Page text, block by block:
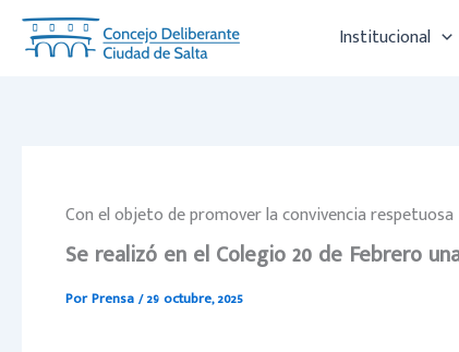
Institucional
Con el objeto de promover la convivencia respetuosa
Se realizó en el Colegio 20 de Febrero
PorPrensa/29 octubre, 2025